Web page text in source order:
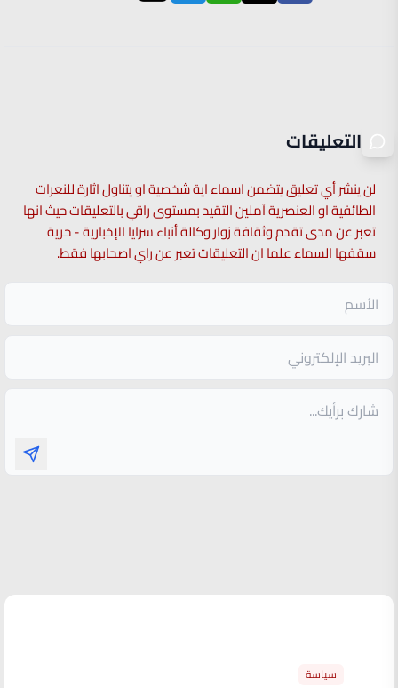
التعليقات
لن ينشر أي تعليق يتضمن اسماء اية شخصية او يتناول اثارة للنعرات
الطائفية او العنصرية آملين التقيد بمستوى راقي بالتعليقات حيث انها
تعبر عن مدى تقدم وثقافة زوار وكالة أنباء سرايا الإخبارية - حرية
سقفها السماء علما ان التعليقات تعبر عن راي اصحابها فقط.
سياسة